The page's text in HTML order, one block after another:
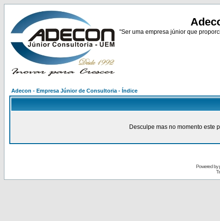
"Ser uma empresa júnior que
Adecon - Empresa Júnior de Consultoria - Índice
Desculpe mas no momento este
Powered by